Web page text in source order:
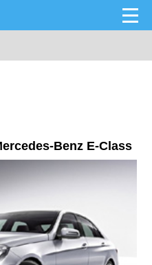
Benz E-Class